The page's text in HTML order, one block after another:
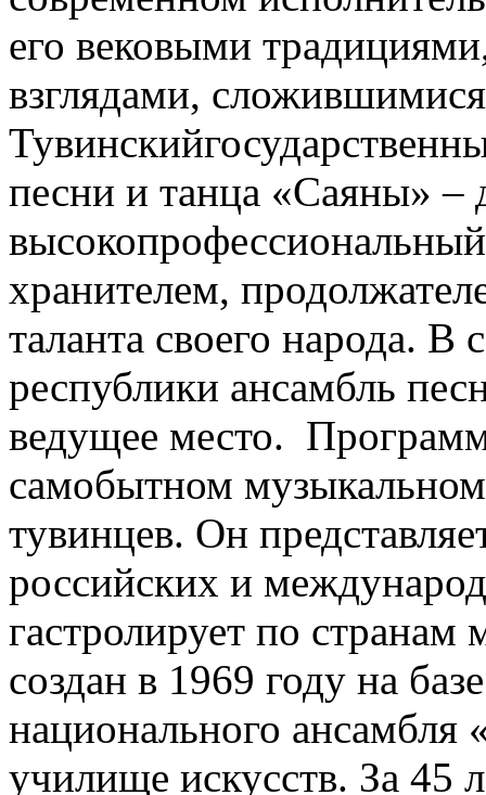
его вековыми
взглядами,
Тувинский
песни и танца «Саяны» –
хранителем,
таланта своего народа.
республики ансамбль
ведущее место.
самобытном
тувинцев. Он
российских и
гастролирует по
создан в 1969 году на
национального
училище искусств. За 45